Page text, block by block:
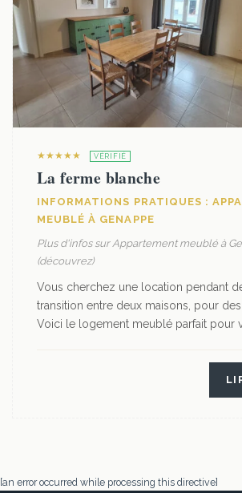
★★★★★ VÉRIFIÉ
La ferme blanche
INFORMATIONS PRATIQUES :
MEUBLÉ À GENAPPE
Plus d'infos sur Appartement meublé à
(découvrez)
Vous cherchez une location pendant
transition entre deux maisons, pour
Voici le logement meublé parfait pour
[an error occurred while processing this directive]